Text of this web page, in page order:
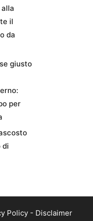
il
da
giusto
per
di
Policy - Disclaimer